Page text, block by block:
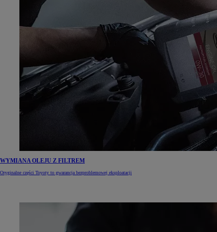
WYMIANA OLEJU Z FILTREM
Oryginalne części Toyoty to gwarancja bezproblemowej eksploatacji